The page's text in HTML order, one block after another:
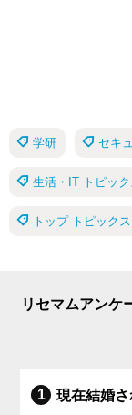
学研 セキ
生活・IT トピック
トップ トピックス
リセマムアンケ
現在結婚さ